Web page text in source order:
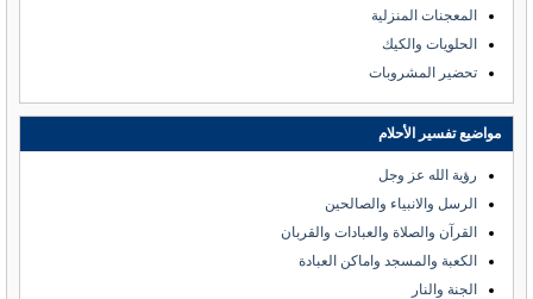
المعجنات المنزلية
الحلويات والكيك
تحضير المشروبات
مواضيع تفسير الأحلام
رؤية الله عز وجل
الرسل والانبياء والصالحين
القرآن والصلاة والعبادات والقربان
الكعبة والمسجد واماكن العبادة
الجنة والنار